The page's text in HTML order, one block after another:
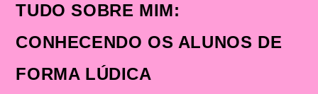
TUDO SOBRE MIM:
CONHECENDO OS ALUNOS DE
FORMA LÚDICA